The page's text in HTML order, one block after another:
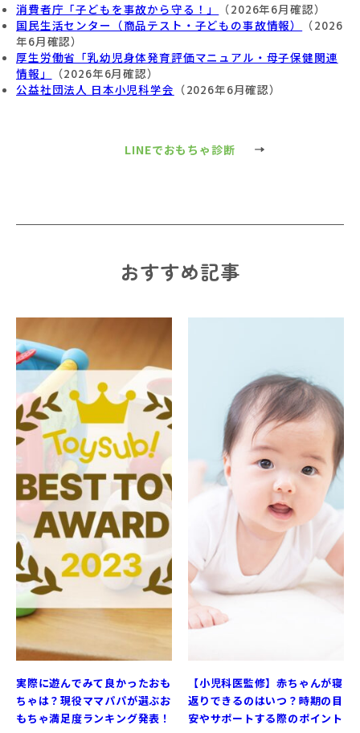
消費者庁「子どもを事故から守る！」
（2026年6月確認）
国民生活センター（商品テスト・子どもの事故情報）
（2026
年6月確認）
厚生労働省「乳幼児身体発育評価マニュアル・母子保健関連
情報」
（2026年6月確認）
公益社団法人 日本小児科学会 （2026年6月確認）
LINEでおもちゃ診断
おすすめ記事
実際に遊んでみて良かったおも
ちゃは？現役ママパパが選ぶお
もちゃ満足度ランキング発表！
【小児科医監修】赤ちゃんが寝
返りできるのはいつ？時期の目
安やサポートする際のポイント